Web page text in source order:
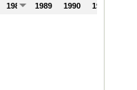
1988 1989 1990 1991